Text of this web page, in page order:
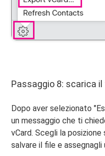
Passaggio 8: scarica il
Dopo aver selezionato
un messaggio che ti
vCard. Scegli la
salvare il file e assegnagli